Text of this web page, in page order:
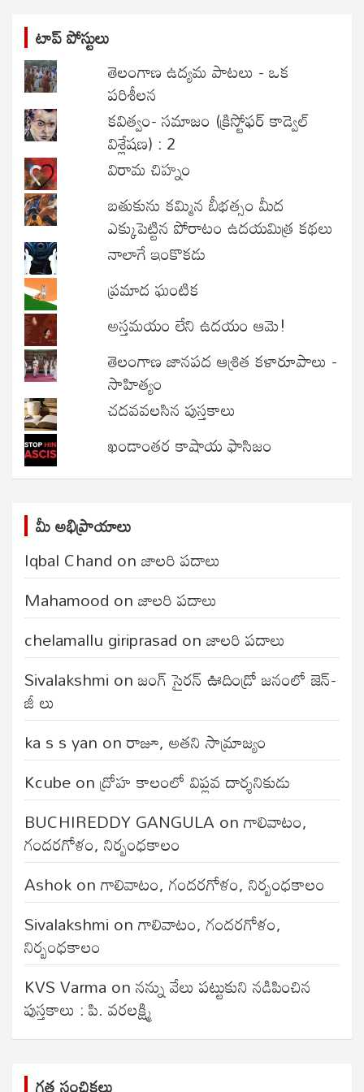
టాప్ పోస్టులు
తెలంగాణ ఉద్యమ పాటలు - ఒక
పరిశీలన
కవిత్వం- సమాజం (క్రిస్టోఫర్ కాడ్వెల్
విశ్లేషణ) : 2
విరామ చిహ్నం
బతుకును కమ్మిన బీభత్సం మీద
ఎక్కుపెట్టిన పోరాటం ఉదయమిత్ర కథలు
నాలాగే ఇంకొకడు
ప్రమాద ఘంటిక
అస్తమయం లేని ఉదయం ఆమె!
తెలంగాణ జానపద ఆశ్రిత కళారూపాలు -
సాహిత్యం
చదవవలసిన పుస్తకాలు
ఖండాంతర కాషాయ ఫాసిజం
మీ అభిప్రాయాలు
Iqbal Chand onజాలరి పదాలు
Mahamood onజాలరి పదాలు
chelamallu giriprasad onజాలరి పదాలు
Sivalakshmi onజంగ్‌ సైరన్‌ ఊదిండ్రో జనంలో జెన్-
జీ లు
ka s s yan onరాజూ, అతని సామ్రాజ్యం
Kcubeonద్రోహ కాలంలో విప్లవ దార్శనికుడు
BUCHIREDDY GANGULA onగాలివాటం,
గందరగోళం, నిర్బంధకాలం
Ashokonగాలివాటం, గందరగోళం, నిర్బంధకాలం
Sivalakshmi onగాలివాటం, గందరగోళం,
నిర్బంధకాలం
KVS Varma onనన్ను వేలు పట్టుకుని నడిపించిన
పుస్తకాలు : పి. వరలక్ష్మి